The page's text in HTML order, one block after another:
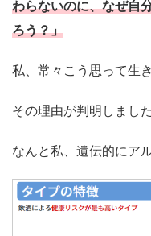
わらないのに、なぜ自
ろう？」
私、常々こう思って生
その理由が判明しました
なんと私、遺伝的にア